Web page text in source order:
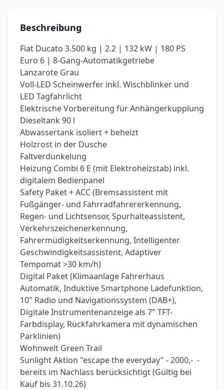
Beschreibung
Fiat Ducato 3.500 kg | 2.2 | 132 kW | 180 PS
Euro 6 | 8-Gang-Automatikgetriebe
Lanzarote Grau
Voll-LED Scheinwerfer inkl. Wischblinker und
LED Tagfahrlicht
Elektrische Vorbereitung für Anhängerkupplung
Dieseltank 90 l
Abwassertank isoliert + beheizt
Holzrost in der Dusche
Faltverdunkelung
Heizung Combi 6 E (mit Elektroheizstab) inkl.
digitalem Bedienpanel
Safety Paket + ACC (Bremsassistent mit
Fußgänger- und Fahrradfahrererkennung,
Regen- und Lichtsensor, Spurhalteassistent,
Verkehrszeichenerkennung,
Fahrermüdigkeitserkennung, Intelligenter
Geschwindigkeitsassistent, Adaptiver
Tempomat >30 km/h)
Digital Paket (Klimaanlage Fahrerhaus
Automatik, Induktive Smartphone Ladefunktion,
10" Radio und Navigationssystem (DAB+),
Digitale Instrumentenanzeige als 7" TFT-
Farbdisplay, Rückfahrkamera mit dynamischen
Parklinien)
Wohnwelt Green Trail
Sunlight Aktion "escape the everyday" - 2000,-  -
bereits im Nachlass berücksichtigt (Gültig bei
Kauf bis 31.10.26)